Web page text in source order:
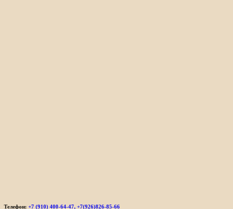
Телефон: +7 (910) 400-64-47, +7(926)826-85-66